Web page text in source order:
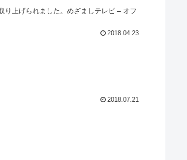
り上げられました。めざましテレビ – オフ
2018.04.23
2018.07.21